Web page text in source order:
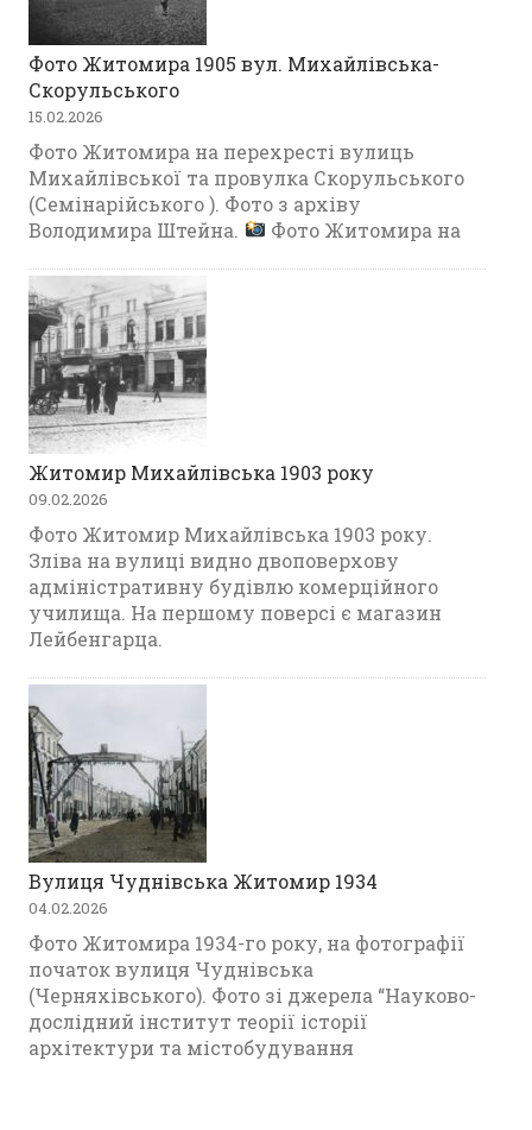
Фото Житомира 1905 вул. Михайлівська-
Скорульського
15.02.2026
Фото Житомира на перехресті вулиць
Михайлівської та провулка Скорульського
(Семінарійського ). Фото з архіву
Володимира Штейна.
Фото Житомира на
Житомир Михайлівська 1903 року
09.02.2026
Фото Житомир Михайлівська 1903 року.
Зліва на вулиці видно двоповерхову
адміністративну будівлю комерційного
училища. На першому поверсі є магазин
Лейбенгарца.
Вулиця Чуднівська Житомир 1934
04.02.2026
Фото Житомира 1934-го року, на фотографії
початок вулиця Чуднівська
(Черняхівського). Фото зі джерела “Науково-
дослідний інститут теорії історії
архітектури та містобудування